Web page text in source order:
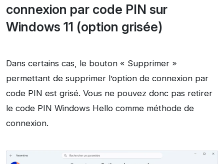
connexion par code PIN sur
Windows 11 (option grisée)
Dans certains cas, le bouton « Supprimer »
permettant de supprimer l’option de connexion par
code PIN est grisé. Vous ne pouvez donc pas retirer
le code PIN Windows Hello comme méthode de
connexion.